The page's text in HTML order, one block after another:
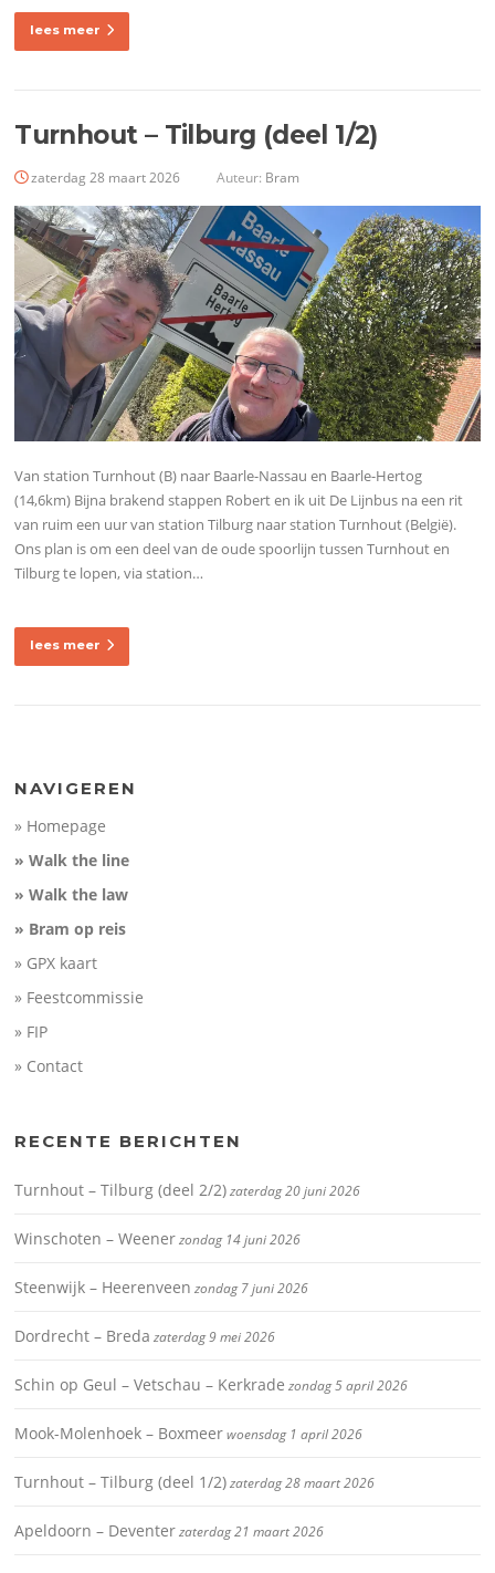
lees meer
Turnhout – Tilburg (deel 1/2)
zaterdag 28 maart 2026 Auteur: Bram
Van station Turnhout (B) naar Baarle-Nassau en Baarle-Hertog
(14,6km) Bijna brakend stappen Robert en ik uit De Lijnbus na een rit
van ruim een uur van station Tilburg naar station Turnhout (België).
Ons plan is om een deel van de oude spoorlijn tussen Turnhout en
Tilburg te lopen, via station…
lees meer
NAVIGEREN
» Homepage
» Walk the line
» Walk the law
» Bram op reis
» GPX kaart
» Feestcommissie
» FIP
» Contact
RECENTE BERICHTEN
Turnhout – Tilburg (deel 2/2)zaterdag 20 juni 2026
Winschoten – Weenerzondag 14 juni 2026
Steenwijk – Heerenveen zondag 7 juni 2026
Dordrecht – Breda zaterdag 9 mei 2026
Schin op Geul – Vetschau – Kerkrade zondag 5 april 2026
Mook-Molenhoek – Boxmeerwoensdag 1 april 2026
Turnhout – Tilburg (deel 1/2)zaterdag 28 maart 2026
Apeldoorn – Deventerzaterdag 21 maart 2026